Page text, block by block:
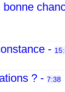
-
? - 7:38